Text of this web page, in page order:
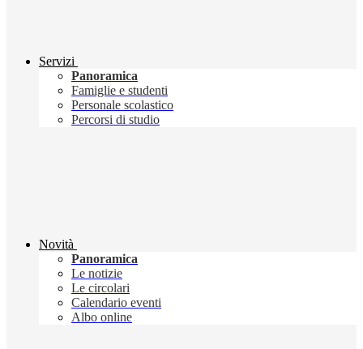
Servizi
Panoramica
Famiglie e studenti
Personale scolastico
Percorsi di studio
Novità
Panoramica
Le notizie
Le circolari
Calendario eventi
Albo online